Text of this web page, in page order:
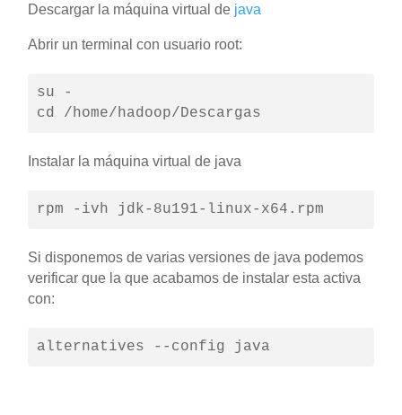
Descargar la máquina virtual de java
Abrir un terminal con usuario root:
su -
cd /home/hadoop/Descargas
Instalar la máquina virtual de java
rpm -ivh jdk-8u191-linux-x64.rpm
Si disponemos de varias versiones de java podemos
verificar que la que acabamos de instalar esta activa
con:
alternatives --config java